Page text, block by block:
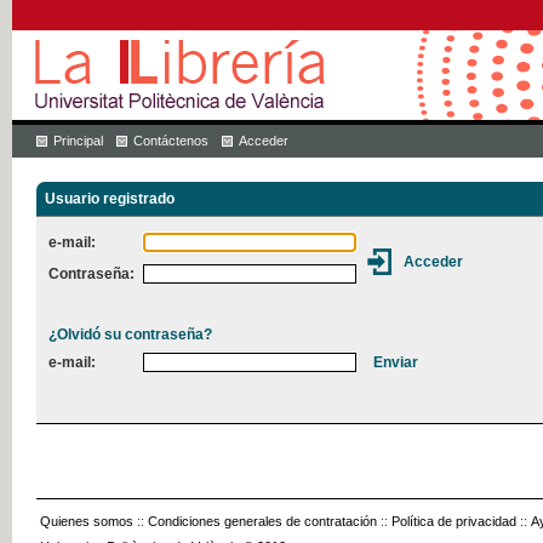
Principal Contáctenos Acceder
Usuario registrado
e-mail:
Contraseña:
¿Olvidó su contraseña?
e-mail:
Quienes somos :: Condiciones generales de contratación :: Política de privacidad ::